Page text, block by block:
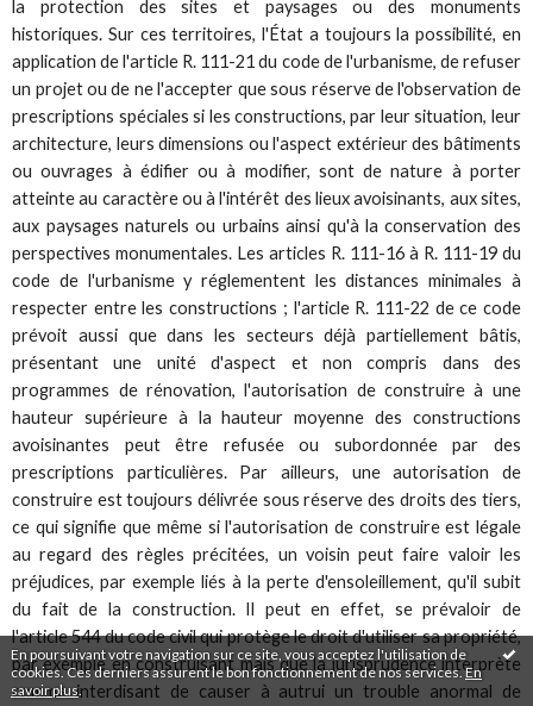
En poursuivant votre navigation sur ce site, vous acceptez l'utilisation de
cookies. Ces derniers assurent le bon fonctionnement de nos services.En
savoir plus.
la protection des sites et paysages ou des monuments
historiques. Sur ces territoires, l'État a toujours la possibilité, en
application de l'article R. 111-21 du code de l'urbanisme, de refuser
un projet ou de ne l'accepter que sous réserve de l'observation de
prescriptions spéciales si les constructions, par leur situation, leur
architecture, leurs dimensions ou l'aspect extérieur des bâtiments
ou ouvrages à édifier ou à modifier, sont de nature à porter
atteinte au caractère ou à l'intérêt des lieux avoisinants, aux sites,
aux paysages naturels ou urbains ainsi qu'à la conservation des
perspectives monumentales. Les articles R. 111-16 à R. 111-19 du
code de l'urbanisme y réglementent les distances minimales à
respecter entre les constructions ; l'article R. 111-22 de ce code
prévoit aussi que dans les secteurs déjà partiellement bâtis,
présentant une unité d'aspect et non compris dans des
programmes de rénovation, l'autorisation de construire à une
hauteur supérieure à la hauteur moyenne des constructions
avoisinantes peut être refusée ou subordonnée par des
prescriptions particulières. Par ailleurs, une autorisation de
construire est toujours délivrée sous réserve des droits des tiers,
ce qui signifie que même si l'autorisation de construire est légale
au regard des règles précitées, un voisin peut faire valoir les
préjudices, par exemple liés à la perte d'ensoleillement, qu'il subit
du fait de la construction. Il peut en effet, se prévaloir de
l'article 544 du code civil qui protège le droit d'utiliser sa propriété,
par exemple en construisant mais que la jurisprudence interprète
comme interdisant de causer à autrui un trouble anormal de